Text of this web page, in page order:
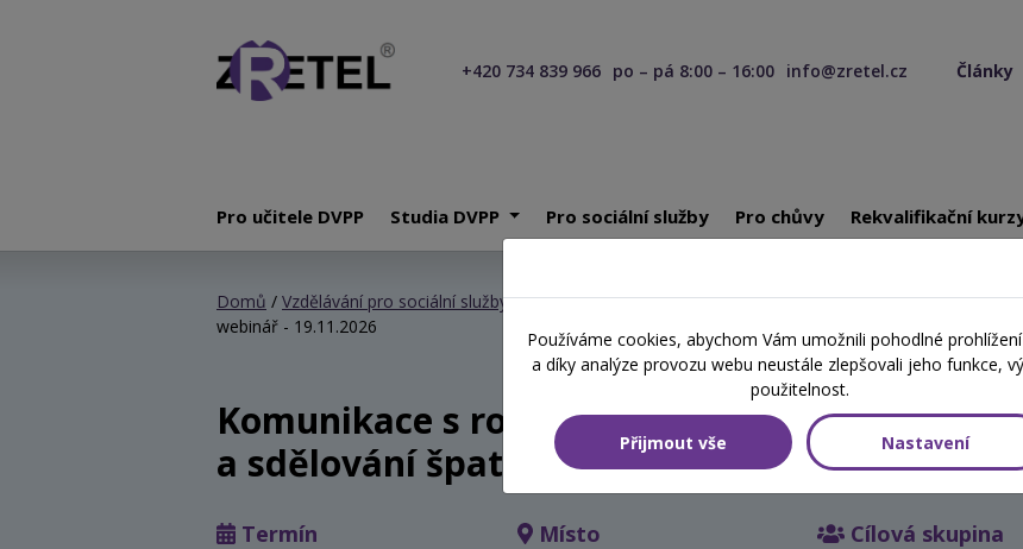
+420 734 839 966 po – pá 8:00 – 16:00 info@zretel.cz Články
Pro učitele DVPP Studia DVPP Pro sociální služby Pro chůvy Rekvalifikační
Domů / Vzdělávání pro sociální služby/Komunikace s rodinou klienta - Předávání informací,
webinář - 19.11.2026
Komunikace s rodinou klienta - Předávání
a sdělování špatných zpráv
Termín Místo Cílová skupina
Používáme cookies, abychom Vám umožnili pohodlné
a díky analýze provozu webu neustále zlepšovali jeho funkce,
použitelnost.
Přijmout vše Nastavení